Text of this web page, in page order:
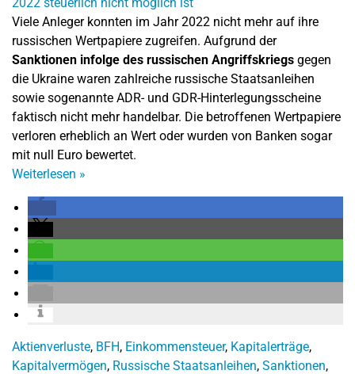
Viele Anleger konnten im Jahr 2022 nicht mehr auf ihre
russischen Wertpapiere zugreifen. Aufgrund der
Sanktionen infolge des russischen Angriffskriegs gegen
die Ukraine waren zahlreiche russische Staatsanleihen
sowie sogenannte ADR- und GDR-Hinterlegungsscheine
faktisch nicht mehr handelbar. Die betroffenen Wertpapiere
verloren erheblich an Wert oder wurden von Banken sogar
mit null Euro bewertet.
Weiterlesen »
Aktienverluste, BFH, Einkommensteuer, Kapitalerträge,
Kapitalvermögen, Russische Staatsanleihen, Sanktionen,